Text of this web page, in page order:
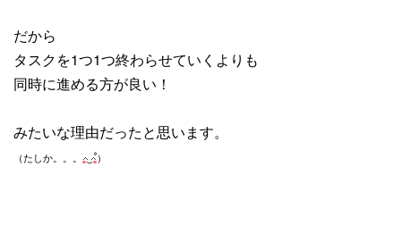
だから
タスクを1つ1つ終わらせていくよりも
同時に進める方が良い！
みたいな理由だったと思います。
（たしか。。。 ）